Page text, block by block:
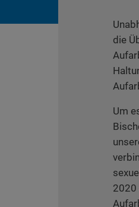
die
Um
2020